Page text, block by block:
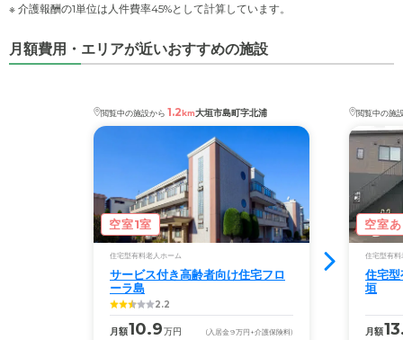
※ 介護報酬の1単位は人件費率45%として計算しています。
月額費用・エリアが近いおすすめの施設
閲覧中の施設から 1.2km大垣市島町字北浦
空室1室
住宅型有料老人ホーム
サービス付き高齢者向け住宅フロ
ーラ島
2.2
月額10.9万円 (入居金9万円 +介護保険料)
閲覧中の施
空室
住宅型有料
住宅
垣
月額